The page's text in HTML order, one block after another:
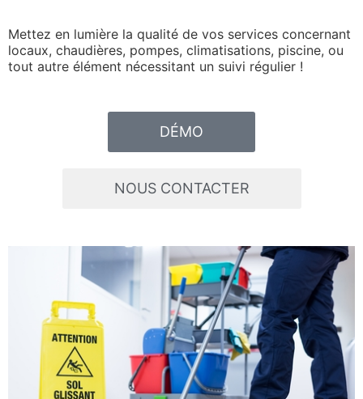
Mettez en lumière la qualité de vos services concernant
locaux, chaudières, pompes, climatisations, piscine, ou
tout autre élément nécessitant un suivi régulier !
DÉMO
NOUS CONTACTER